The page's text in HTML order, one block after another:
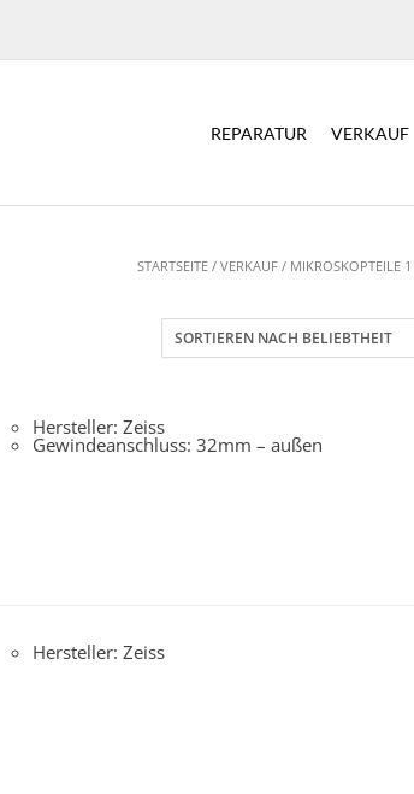
REPARATUR VERKAUF
STARTSEITE /VERKAUF / MIKROSKOPTEILE 1
Hersteller: Zeiss
Gewindeanschluss: 32mm – außen
Hersteller: Zeiss